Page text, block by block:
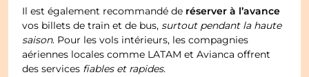
Il est également recommandé de réserver à l’avance
vos billets de train et de bus,surtout pendant la haute
saison. Pour les vols intérieurs, les compagnies
aériennes locales comme LATAM et Avianca offrent
des services fiables et rapides.